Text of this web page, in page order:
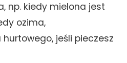
np. kiedy mielona jest
ozima,
jeśli pieczesz